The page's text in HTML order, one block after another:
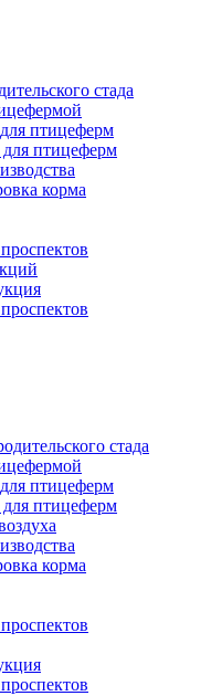
стада
птицеферм
птицеферм
корма
стада
птицеферм
птицеферм
корма